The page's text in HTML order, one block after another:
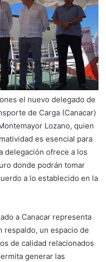
el nuevo delegado de
de Carga (Canacar)
Lozano, quien
es esencial para
delegación ofrece a los
donde podrán tomar
a lo establecido en la
a Canacar representa
respaldo, un espacio de
de calidad relacionados
generar las